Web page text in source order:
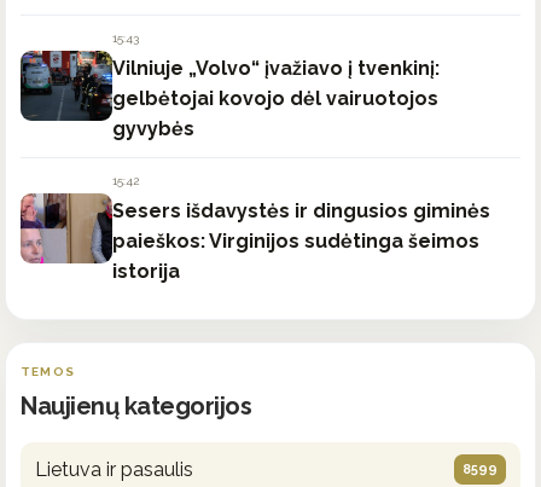
15:43
Vilniuje „Volvo“ įvažiavo į tvenkinį:
gelbėtojai kovojo dėl vairuotojos
gyvybės
15:42
Sesers išdavystės ir dingusios giminės
paieškos: Virginijos sudėtinga šeimos
istorija
TEMOS
Naujienų kategorijos
Lietuva ir pasaulis 8599